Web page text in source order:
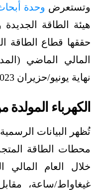
وتستعرض وحدة
هيئة الطاقة الجديدة
حققها قطاع الطاقة
نهاية يونيو/حزيران 2023).
الكهرباء
تُظهر البيانات
محطات الطاقة